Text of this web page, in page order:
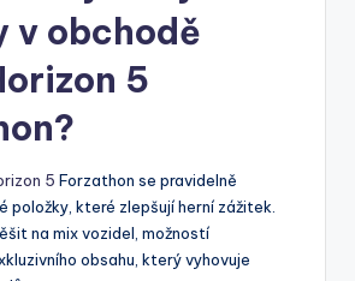
v obchodě
5
5 Forzathon se pravidelně
položky, které zlepšují herní zážitek.
na mix vozidel, možností
obsahu, který vyhovuje